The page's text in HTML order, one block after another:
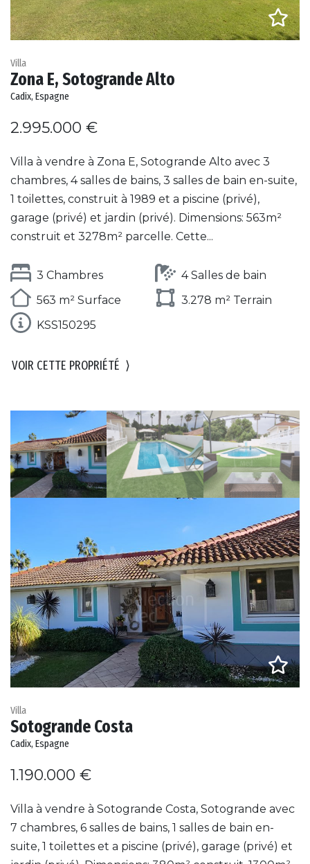
Villa
Zona E, Sotogrande Alto
Cadix, Espagne
2.995.000 €
Villa à vendre à Zona E, Sotogrande Alto avec 3
chambres, 4 salles de bains, 3 salles de bain en-suite,
1 toilettes, construit à 1989 et a piscine (privé),
garage (privé) et jardin (privé). Dimensions: 563m²
construit et 3278m² parcelle. Cette...
3 Chambres
4 Salles de bain
563 m² Surface
3.278 m² Terrain
KSS150295
VOIR CETTE PROPRIÉTÉ ⟩
Villa
Sotogrande Costa
Cadix, Espagne
1.190.000 €
Villa à vendre à Sotogrande Costa, Sotogrande avec
7 chambres, 6 salles de bains, 1 salles de bain en-
suite, 1 toilettes et a piscine (privé), garage (privé) et